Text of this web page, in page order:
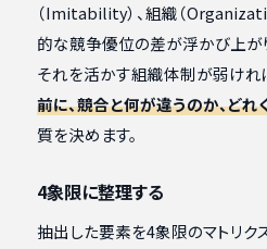
（Imitability）、組織（
的な競争優位の差が浮かび上が
それを活かす組織体制が弱けれ
前に、競合と何が違うのか、ど
質を決めます。
4象限に整理する
抽出した要素を4象限のマトリク